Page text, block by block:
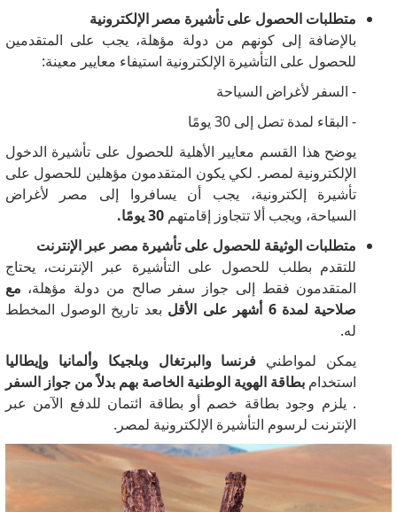
متطلبات الحصول على تأشيرة مصر الإلكترونية
بالإضافة إلى كونهم من دولة مؤهلة، يجب على المتقدمين
للحصول على التأشيرة الإلكترونية استيفاء معايير معينة:
- السفر لأغراض السياحة
- البقاء لمدة تصل إلى 30 يومًا
يوضح هذا القسم معايير الأهلية للحصول على تأشيرة الدخول
الإلكترونية لمصر. لكي يكون المتقدمون مؤهلين للحصول على
تأشيرة إلكترونية، يجب أن يسافروا إلى مصر لأغراض
السياحة، ويجب ألا تتجاوز إقامتهم 30 يومًا.
متطلبات الوثيقة للحصول على تأشيرة مصر عبر الإنترنت
للتقدم بطلب للحصول على التأشيرة عبر الإنترنت، يحتاج
المتقدمون فقط إلى جواز سفر صالح من دولة مؤهلة، مع
صلاحية لمدة 6 أشهر على الأقل
بعد تاريخ الوصول المخطط
له.
يمكن لمواطني فرنسا والبرتغال وبلجيكا وألمانيا وإيطاليا
استخدام بطاقة الهوية الوطنية الخاصة بهم بدلاً من جواز السفر
. يلزم وجود بطاقة خصم أو بطاقة ائتمان للدفع الآمن عبر
الإنترنت لرسوم التأشيرة الإلكترونية لمصر.